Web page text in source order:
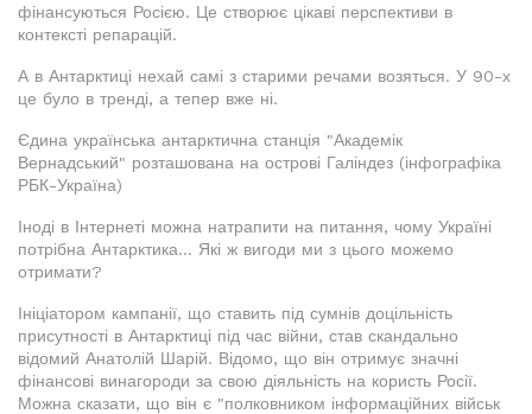
фінансуються Росією. Це створює цікаві перспективи в
контексті репарацій.
А в Антарктиці нехай самі з старими речами возяться. У 90-х
це було в тренді, а тепер вже ні.
Єдина українська антарктична станція "Академік
Вернадський" розташована на острові Галіндез (інфографіка
РБК-Україна)
Іноді в Інтернеті можна натрапити на питання, чому Україні
потрібна Антарктика... Які ж вигоди ми з цього можемо
отримати?
Ініціатором кампанії, що ставить під сумнів доцільність
присутності в Антарктиці під час війни, став скандально
відомий Анатолій Шарій. Відомо, що він отримує значні
фінансові винагороди за свою діяльність на користь Росії.
Можна сказати, що він є "полковником інформаційних військ